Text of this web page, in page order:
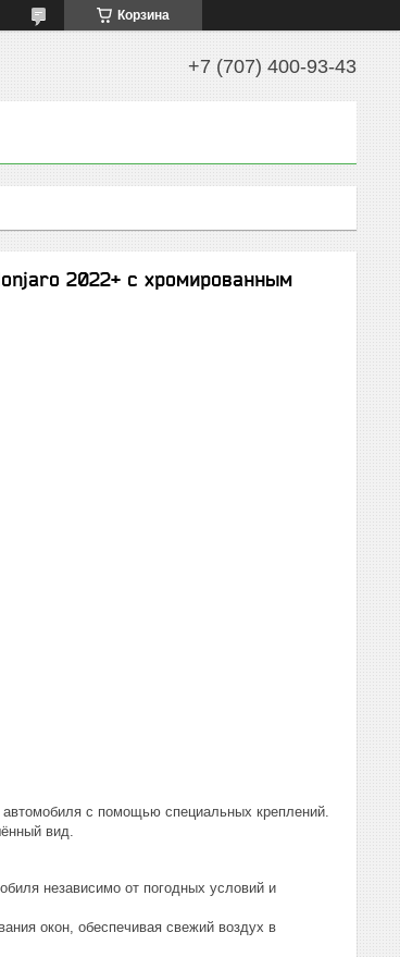
Корзина
+7 (707) 400-93-43
2022+ с хромированным
автомобиля с помощью специальных креплений.
вид.
независимо от погодных условий и
окон, обеспечивая свежий воздух в